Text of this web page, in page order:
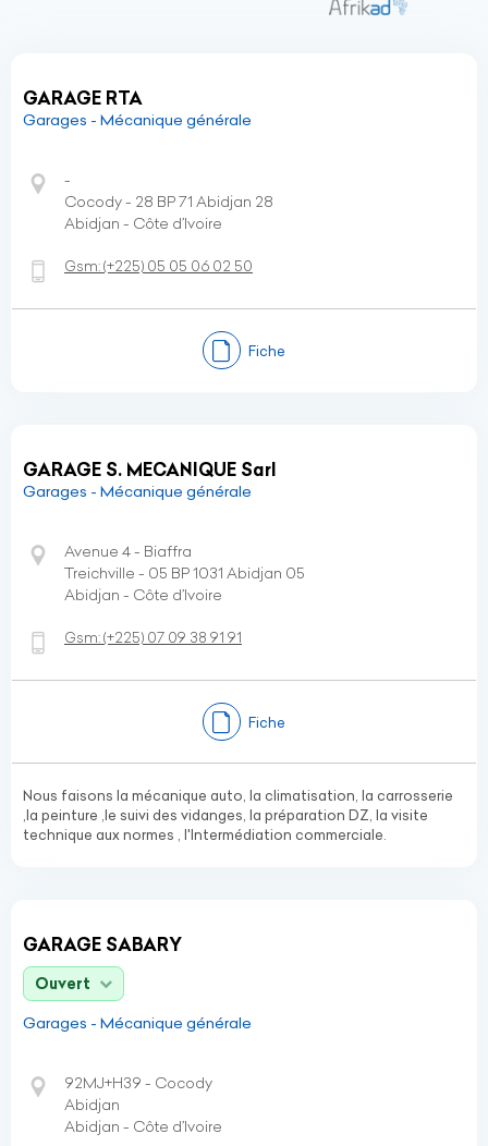
GARAGE RTA
Garages - Mécanique générale
-
Cocody - 28 BP 71 Abidjan 28
Abidjan - Côte d’Ivoire
Gsm:(+225) 05 05 06 02 50
Fiche
GARAGE S. MECANIQUE Sarl
Garages - Mécanique générale
Avenue 4 - Biaffra
Treichville - 05 BP 1031 Abidjan 05
Abidjan - Côte d’Ivoire
Gsm:(+225) 07 09 38 91 91
Fiche
Nous faisons la mécanique auto, la climatisation, la carrosserie
,la peinture ,le suivi des vidanges, la préparation DZ, la visite
technique aux normes , l'Intermédiation commerciale.
GARAGE SABARY
Ouvert
Garages - Mécanique générale
92MJ+H39 - Cocody
Abidjan
Abidjan - Côte d’Ivoire